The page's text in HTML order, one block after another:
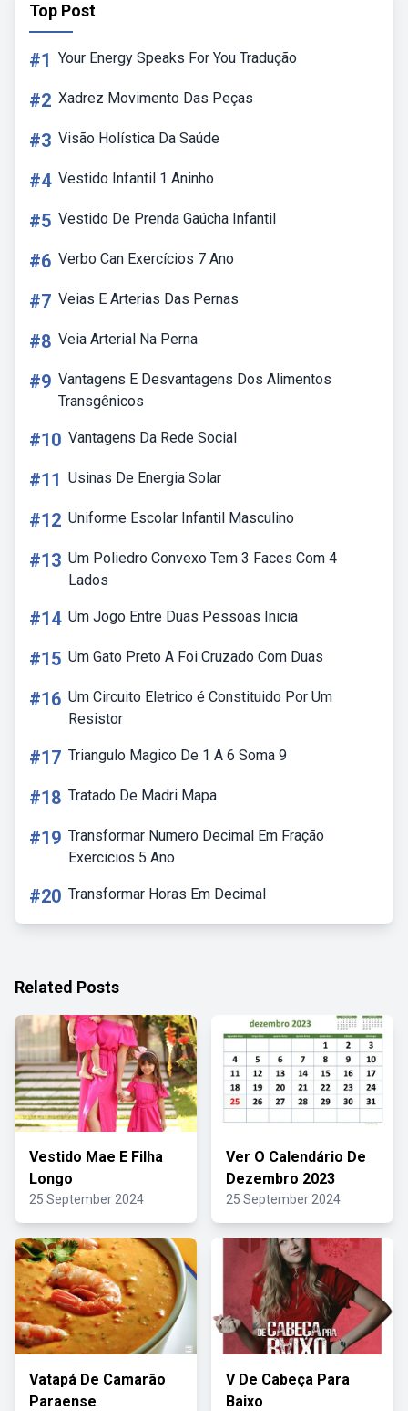
Top Post
#1 Your Energy Speaks For You Tradução
#2 Xadrez Movimento Das Peças
#3 Visão Holística Da Saúde
#4 Vestido Infantil 1 Aninho
#5 Vestido De Prenda Gaúcha Infantil
#6 Verbo Can Exercícios 7 Ano
#7 Veias E Arterias Das Pernas
#8 Veia Arterial Na Perna
#9 Vantagens E Desvantagens Dos Alimentos
Transgênicos
#10 Vantagens Da Rede Social
#11 Usinas De Energia Solar
#12 Uniforme Escolar Infantil Masculino
#13 Um Poliedro Convexo Tem 3 Faces Com 4
Lados
#14 Um Jogo Entre Duas Pessoas Inicia
#15 Um Gato Preto A Foi Cruzado Com Duas
#16 Um Circuito Eletrico é Constituido Por Um
Resistor
#17 Triangulo Magico De 1 A 6 Soma 9
#18 Tratado De Madri Mapa
#19 Transformar Numero Decimal Em Fração
Exercicios 5 Ano
#20 Transformar Horas Em Decimal
Related Posts
Vestido Mae E Filha
Longo
25 September 2024
Ver O Calendário De
Dezembro 2023
25 September 2024
Vatapá De Camarão
Paraense
V De Cabeça Para
Baixo